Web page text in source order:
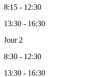
8:15 - 12:30
13:30 - 16:30
Jour 2
8:30 - 12:30
13:30 - 16:30